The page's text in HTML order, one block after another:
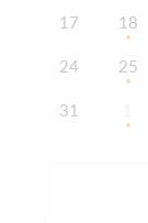
17 18
24 25
31